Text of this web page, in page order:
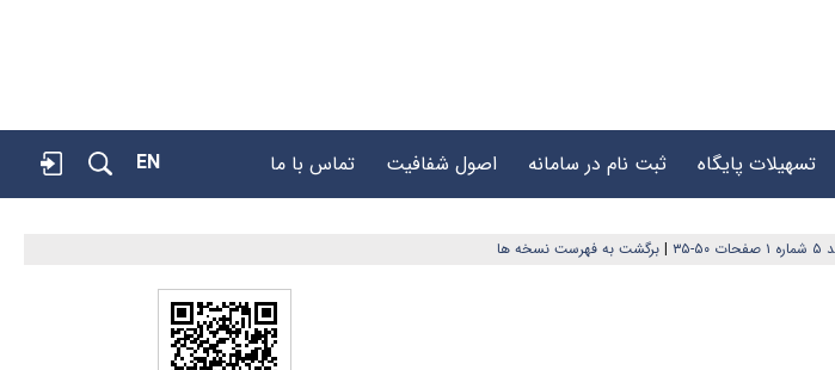
تسهیلات پایگاه ثبت نام در سامانه اصول شفافیت تماس با ما EN
۳۵ | برگشت به فهرست نسخه ها